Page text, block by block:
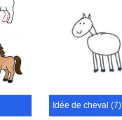
Idée de cheval (7)